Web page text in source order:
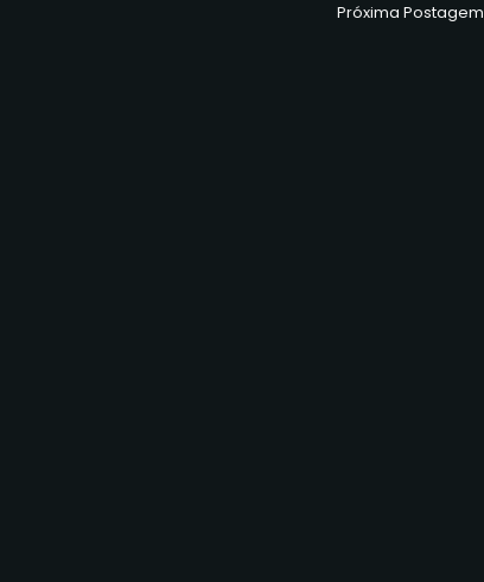
Próxima Postagem